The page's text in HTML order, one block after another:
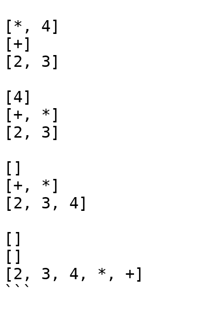
[*, 4]
[+]
[2, 3]
[4]
[+, *]
[2, 3]
[]
[+, *]
[2, 3, 4]
[]
[]
[2, 3, 4, *, +]
```